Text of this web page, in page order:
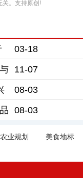
关。支持原创!
03-18
11-07
08-03
08-03
农业规划
美食地标